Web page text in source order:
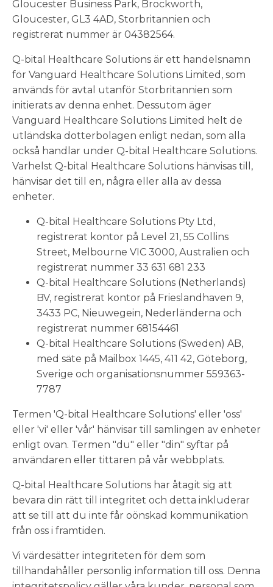
Gloucester Business Park, Brockworth,
Gloucester, GL3 4AD, Storbritannien och
registrerat nummer är 04382564.
Q-bital Healthcare Solutions är ett handelsnamn
för Vanguard Healthcare Solutions Limited, som
används för avtal utanför Storbritannien som
initierats av denna enhet. Dessutom äger
Vanguard Healthcare Solutions Limited helt de
utländska dotterbolagen enligt nedan, som alla
också handlar under Q-bital Healthcare Solutions.
Varhelst Q-bital Healthcare Solutions hänvisas till,
hänvisar det till en, några eller alla av dessa
enheter.
Q-bital Healthcare Solutions Pty Ltd,
registrerat kontor på Level 21, 55 Collins
Street, Melbourne VIC 3000, Australien och
registrerat nummer 33 631 681 233
Q-bital Healthcare Solutions (Netherlands)
BV, registrerat kontor på Frieslandhaven 9,
3433 PC, Nieuwegein, Nederländerna och
registrerat nummer 68154461
Q-bital Healthcare Solutions (Sweden) AB,
med säte på Mailbox 1445, 411 42, Göteborg,
Sverige och organisationsnummer 559363-
7787
Termen 'Q-bital Healthcare Solutions' eller 'oss'
eller 'vi' eller 'vår' hänvisar till samlingen av enheter
enligt ovan. Termen "du" eller "din" syftar på
användaren eller tittaren på vår webbplats.
Q-bital Healthcare Solutions har åtagit sig att
bevara din rätt till integritet och detta inkluderar
att se till att du inte får oönskad kommunikation
från oss i framtiden.
Vi värdesätter integriteten för dem som
tillhandahåller personlig information till oss. Denna